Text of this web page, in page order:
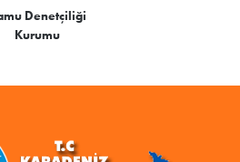
Denetçiliği
Kurumu